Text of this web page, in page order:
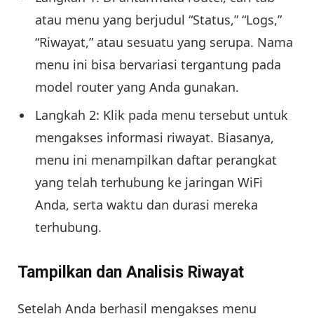
atau menu yang berjudul “Status,” “Logs,”
“Riwayat,” atau sesuatu yang serupa. Nama
menu ini bisa bervariasi tergantung pada
model router yang Anda gunakan.
Langkah 2: Klik pada menu tersebut untuk
mengakses informasi riwayat. Biasanya,
menu ini menampilkan daftar perangkat
yang telah terhubung ke jaringan WiFi
Anda, serta waktu dan durasi mereka
terhubung.
Tampilkan dan Analisis Riwayat
Setelah Anda berhasil mengakses menu